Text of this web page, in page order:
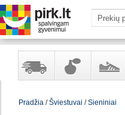
Yra
KvepalaiAvalynė
Pradžia/Šviestuvai /Sieniniai